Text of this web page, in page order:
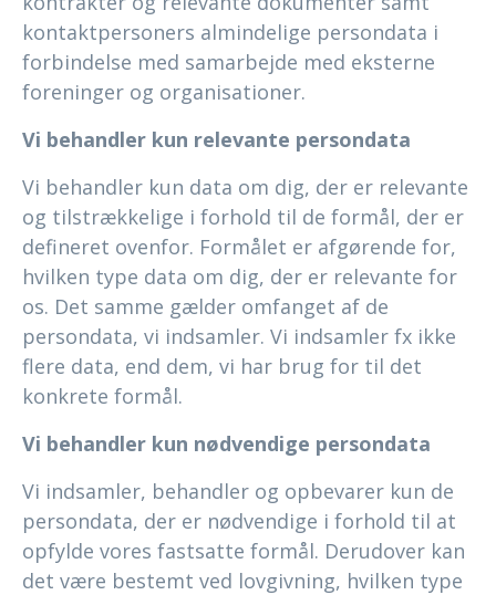
kontaktpersoners almindelige persondata i
forbindelse med samarbejde med eksterne
foreninger og organisationer.
Vi behandler kun relevante persondata
Vi behandler kun data om dig, der er relevante
og tilstrækkelige i forhold til de formål, der er
defineret ovenfor. Formålet er afgørende for,
hvilken type data om dig, der er relevante for
os. Det samme gælder omfanget af de
persondata, vi indsamler. Vi indsamler fx ikke
flere data, end dem, vi har brug for til det
konkrete formål.
Vi behandler kun nødvendige persondata
Vi indsamler, behandler og opbevarer kun de
persondata, der er nødvendige i forhold til at
opfylde vores fastsatte formål. Derudover kan
det være bestemt ved lovgivning, hvilken type